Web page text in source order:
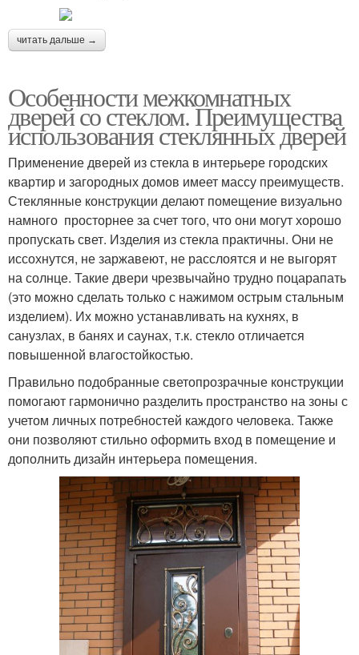
читать дальше →
Особенности межкомнатных
дверей со стеклом. Преимущества
использования стеклянных дверей
Применение дверей из стекла в интерьере городских
квартир и загородных домов имеет массу преимуществ.
Стеклянные конструкции делают помещение визуально
намного просторнее за счет того, что они могут хорошо
пропускать свет. Изделия из стекла практичны. Они не
иссохнутся, не заржавеют, не расслоятся и не выгорят
на солнце. Такие двери чрезвычайно трудно поцарапать
(это можно сделать только с нажимом острым стальным
изделием). Их можно устанавливать на кухнях, в
санузлах, в банях и саунах, т.к. стекло отличается
повышенной влагостойкостью.
Правильно подобранные светопрозрачные конструкции
помогают гармонично разделить пространство на зоны с
учетом личных потребностей каждого человека. Также
они позволяют стильно оформить вход в помещение и
дополнить дизайн интерьера помещения.